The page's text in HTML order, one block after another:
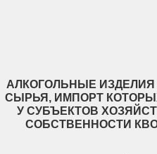
АЛКОГОЛЬНЫЕ
СЫРЬЯ, ИМПОРТ
У СУБЪЕКТОВ
СОБСТВЕННОСТИ